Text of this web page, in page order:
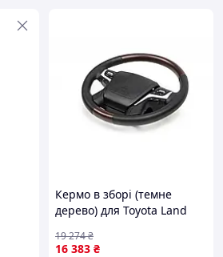
Кермо в зборі (темне
дерево) для Toyota Land
16 383 ₴
19 274₴